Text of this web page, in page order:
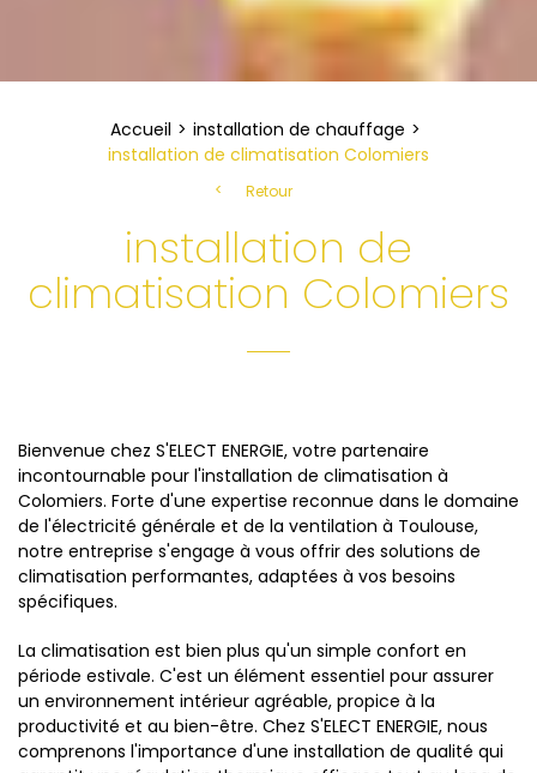
Accueil
installation de chauffage
installation de climatisation Colomiers
Retour
installation de
climatisation Colomiers
Bienvenue chez S'ELECT ENERGIE, votre partenaire
incontournable pour l'installation de climatisation à
Colomiers. Forte d'une expertise reconnue dans le domaine
de l'électricité générale et de la ventilation à Toulouse,
notre entreprise s'engage à vous offrir des solutions de
climatisation performantes, adaptées à vos besoins
spécifiques.
La climatisation est bien plus qu'un simple confort en
période estivale. C'est un élément essentiel pour assurer
un environnement intérieur agréable, propice à la
productivité et au bien-être. Chez S'ELECT ENERGIE, nous
comprenons l'importance d'une installation de qualité qui